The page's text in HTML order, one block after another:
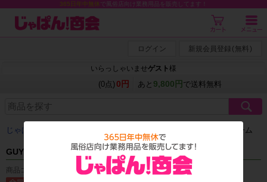
365日年中無休で風俗店向け業務用品を販売してます！
ログイン 新規会員登録 ( 無料 )
いらっしゃいませ ゲスト様
(0点) 0円 あと 9,800円 で送料無料
じゃぱん商会 メンズコスチューム
GUY'S(ガイズ) GS-009
商品コード：A_0547